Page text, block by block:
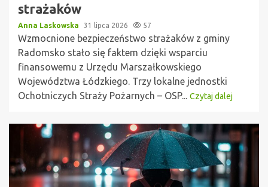
strażaków
Anna Laskowska 31 lipca 2026 57
Wzmocnione bezpieczeństwo strażaków z gminy
Radomsko stało się faktem dzięki wsparciu
finansowemu z Urzędu Marszałkowskiego
Województwa Łódzkiego. Trzy lokalne jednostki
Ochotniczych Straży Pożarnych – OSP... Czytaj dalej